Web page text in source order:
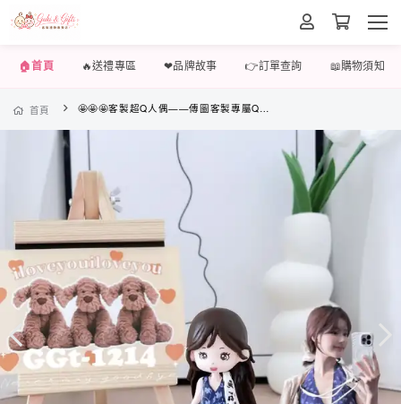
🏠首頁 🔥送禮專區 ❤品牌故事 👉訂單查詢 📖購物須知
首頁 🤩🤩🤩客製超Q人偶——傳圖客製專屬Q版人物，寵物，配飾，通通都可以客製哦~還可以根據自己喜歡的卡通形象捏製喔，只要傳圖即可哦